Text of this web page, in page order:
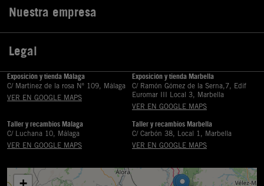
Nuestra empresa
Legal
Exposición y tienda Málaga
C/ Martinez de la rosa Nº 109, Málaga
VER EN GOOGLE MAPS
Exposición y tienda Marbella
C/ Ramón Gómez de la Serna,7, Edif
Euromar III Local 3, Marbella
VER EN GOOGLE MAPS
Taller y recambios Málaga
C/ Luchana 10, Málaga
VER EN GOOGLE MAPS
Taller y recambios Marbella
C/ Carbón 38, Local 1, Marbella
VER EN GOOGLE MAPS